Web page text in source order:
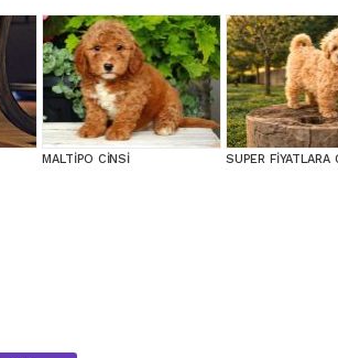
MALTİPO CİNSİ